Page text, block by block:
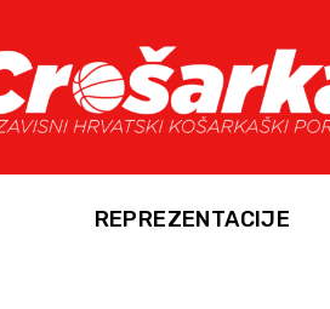
REPREZENTACIJE